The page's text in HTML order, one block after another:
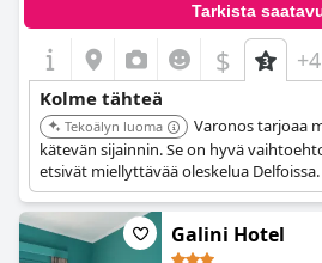
Tarkista
$ +4
Kolme tähteä
Tekoälyn luoma
Varonos tarjoaa
kätevän sijainnin. Se on hyvä
etsivät miellyttävää oleskelua Delfoissa.
Galini Hotel